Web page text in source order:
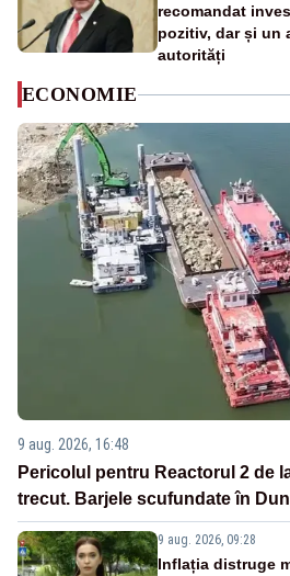
recomandat
pozitiv, dar și un
autorități
ECONOMIE
9 aug. 2026, 16:48
Pericolul pentru Reactorul 2 de
trecut. Barjele scufundate în
9 aug. 2026, 09:28
Inflația distruge